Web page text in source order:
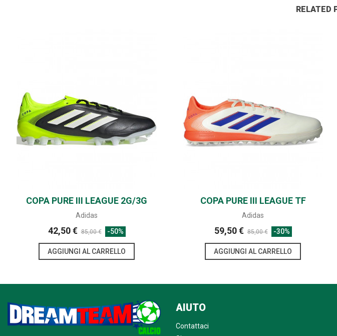
RELATED
SHARE
COPA PURE III LEAGUE 2G/3G
AG
Adidas
42,50 € 85,00 € -50%
AGGIUNGI AL CARRELLO
SHARE
COPA PURE III LEAGUE TF
Adidas
59,50 € 85,00 € -30%
AGGIUNGI AL CARRELLO
AIUTO
Contattaci